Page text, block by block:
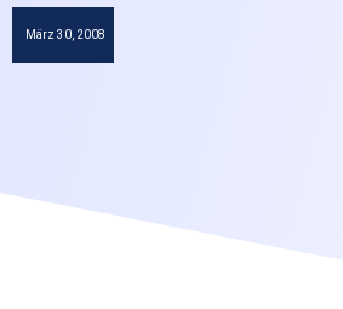
März 30, 2008